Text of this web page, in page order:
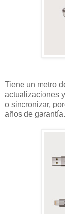
Tiene un metro
actualizaciones
o sincronizar,
años de garantía.